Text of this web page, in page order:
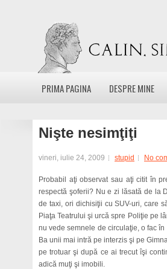
PRIMA PAGINA DESPRE MINE
Nişte nesimţiţi
vineri, iulie 24, 2009 stupid No
Probabil aţi observat sau aţi citit în
respectă şoferii? Nu e zi lăsată de la
de taxi, ori dichisiţii cu SUV-uri, care
Piaţa Teatrului şi urcă spre Poliţie pe
nu vede semnele de circulaţie, o fac
Ba unii mai intră pe interzis şi pe
pe trotuar şi după ce ai trecut îşi
adică muţi şi imobili.